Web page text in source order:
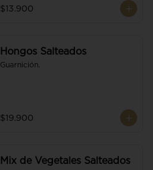
$13.900
Hongos Salteados
Guarnición.
$19.900
Mix de Vegetales Salteados